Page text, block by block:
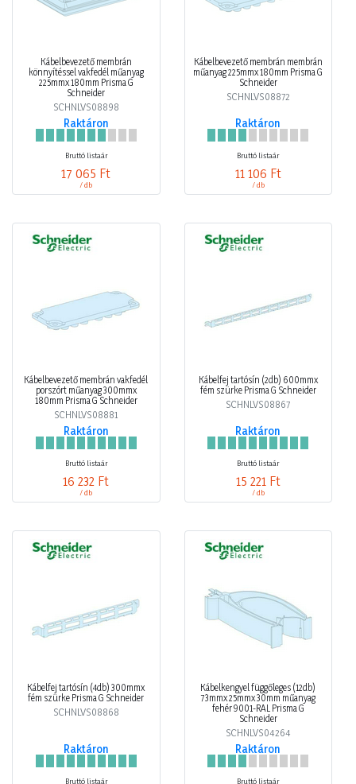
Kábelbevezető membrán
könnyítéssel vakfedél műanyag
225mmx 180mm Prisma G
Schneider
SCHNLVS08898
Raktáron
Bruttó listaár
17 065 Ft
/ db
Kábelbevezető membrán membrán
műanyag 225mmx 180mm Prisma G
Schneider
SCHNLVS08872
Raktáron
Bruttó listaár
11 106 Ft
/ db
Kábelbevezető membrán vakfedél
porszórt műanyag 300mmx
180mm Prisma G Schneider
SCHNLVS08881
Raktáron
Bruttó listaár
16 232 Ft
/ db
Kábelfej tartósín (2db) 600mmx
fém szürke Prisma G Schneider
SCHNLVS08867
Raktáron
Bruttó listaár
15 221 Ft
/ db
Kábelfej tartósín (4db) 300mmx
fém szürke Prisma G Schneider
SCHNLVS08868
Raktáron
Bruttó listaár
Kábelkengyel függőleges (12db)
73mmx 25mmx 30mm műanyag
fehér 9001-RAL Prisma G
Schneider
SCHNLVS04264
Raktáron
Bruttó listaár